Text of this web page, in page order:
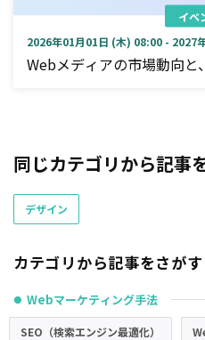
イベ
2026年01月01日 (木) 08:00 - 2027
Webメディアの市場動向
同じカテゴリから記事
デザイン
カテゴリから記事をさがす
● Webマーケティング手法
SEO（検索エンジン最適化）